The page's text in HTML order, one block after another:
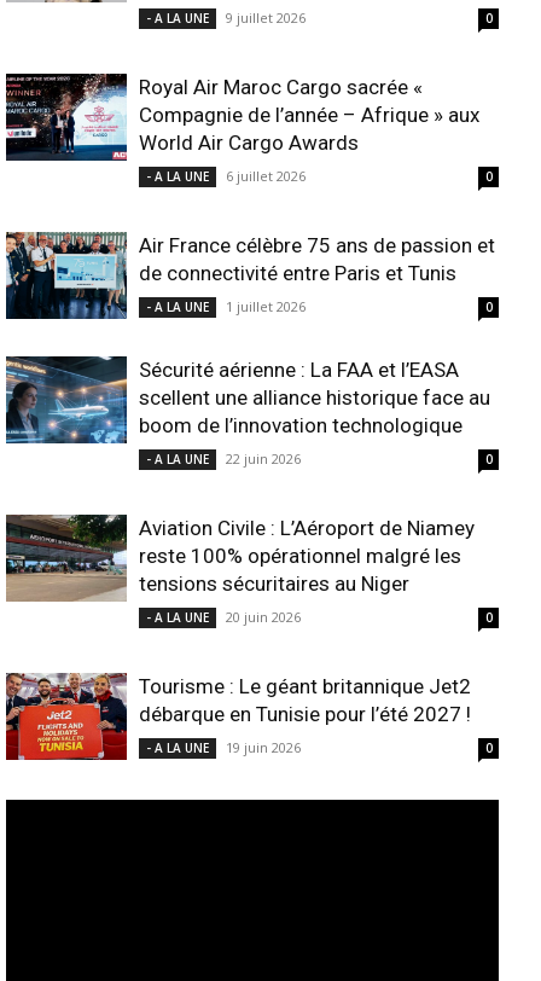
- A LA UNE 9 juillet 2026 0
Royal Air Maroc Cargo sacrée «
Compagnie de l’année – Afrique » aux
World Air Cargo Awards
- A LA UNE 6 juillet 2026 0
Air France célèbre 75 ans de passion et
de connectivité entre Paris et Tunis
- A LA UNE 1 juillet 2026 0
Sécurité aérienne : La FAA et l’EASA
scellent une alliance historique face au
boom de l’innovation technologique
- A LA UNE 22 juin 2026 0
Aviation Civile : L’Aéroport de Niamey
reste 100% opérationnel malgré les
tensions sécuritaires au Niger
- A LA UNE 20 juin 2026 0
Tourisme : Le géant britannique Jet2
débarque en Tunisie pour l’été 2027 !
- A LA UNE 19 juin 2026 0